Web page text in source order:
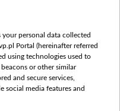
матэрыялаў
your personal data collected
Portal (hereinafter referred
using technologies used to
or other similar
and secure services,
social media features and